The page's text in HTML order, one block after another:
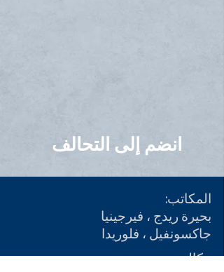
انضم إلى التحالف
المكاتب:
بحيرة ريدج ، فيرجينيا
جاكسونفيل ، فلوريدا
مكالمة: